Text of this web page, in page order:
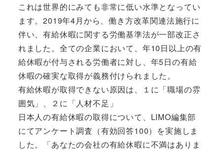
これは世界的にみても非常に低い水準となってい
ます。2019年4月から、働き方改革関連法施行に
伴い、有給休暇に関する労働基準法が一部改正さ
れました。全ての企業において、年10日以上の有
給休暇が付与される労働者に対し、年5日の有給
休暇の確実な取得が義務付けられました。
有給休暇が取得できない原因は、１に「職場の雰
囲気」、２に「人材不足」
日本人の有給休暇の取得について、LIMO編集部
にてアンケート調査（有効回答100）を実施しま
した。「あなたの会社の有給休暇に不満はありま